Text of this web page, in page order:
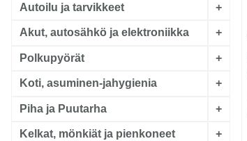
Autoilu ja tarvikkeet +
Akut, autosähkö ja elektroniikka +
Polkupyörät +
Koti, asuminen-jahygienia +
Piha ja Puutarha +
Kelkat, mönkiät ja pienkoneet +